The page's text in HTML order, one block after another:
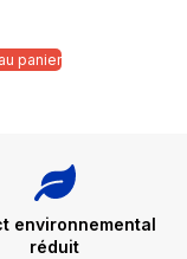
panier
environnemental
réduit